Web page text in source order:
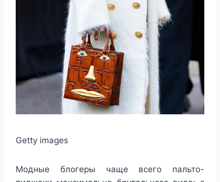
Getty images
Модные блогеры чаще всего пальто-